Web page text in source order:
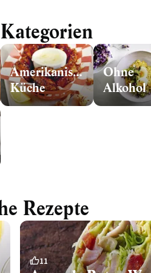
Amerikanische
Küche
Ohne
Alkohol
Rezepte
11